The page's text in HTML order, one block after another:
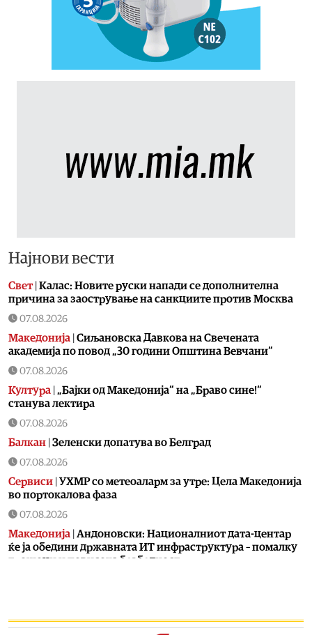
Најнови вести
Свет| Калас: Новите руски напади се дополнителна
причина за заострување на санкциите против Москва
07.08.2026
Македонија Сиљановска Давкова на Свечената
академија по повод „30 години Општина Вевчани“
07.08.2026
Култура „Бајки од Македонија“ на „Браво сине!“
станува лектира
07.08.2026
Балкан Зеленски допатува во Белград
07.08.2026
Сервиси УХМР со метеоаларм за утре: Цела Македонија
во портокалова фаза
07.08.2026
Македонија Андоновски: Националниот дата-центар
ќе ја обедини државната ИТ инфраструктура – помалку
трошоци и повисока безбедност